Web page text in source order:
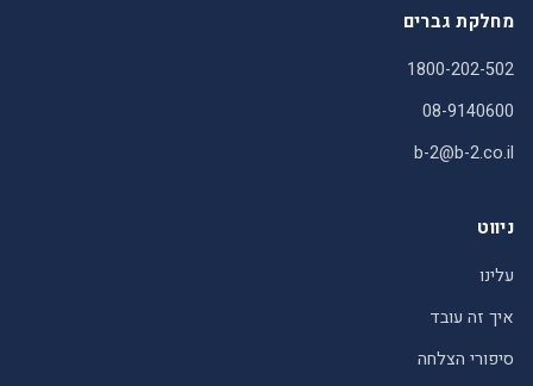
מחלקת גברים
1800-202-502
08-9140600
b-2@b-2.co.il
ניווט
עלינו
איך זה עובד
סיפורי הצלחה